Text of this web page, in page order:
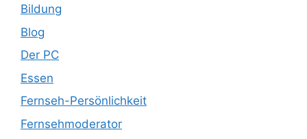
Bildung
Blog
Der PC
Essen
Fernseh-Persönlichkeit
Fernsehmoderator